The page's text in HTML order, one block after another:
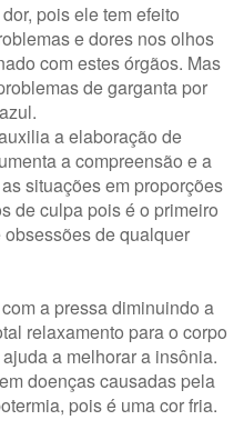
pois ele tem efeito
e dores nos olhos
com estes órgãos. Mas
de garganta por
a elaboração de
a compreensão e a
situações em proporções
de culpa pois é o primeiro
de qualquer
a pressa diminuindo a
relaxamento para o corpo
a melhorar a insônia.
doenças causadas pela
pois é uma cor fria.